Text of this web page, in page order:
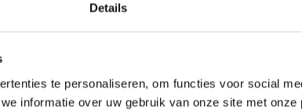
Details
te personaliseren, om functies voor social
informatie over uw gebruik van onze site met